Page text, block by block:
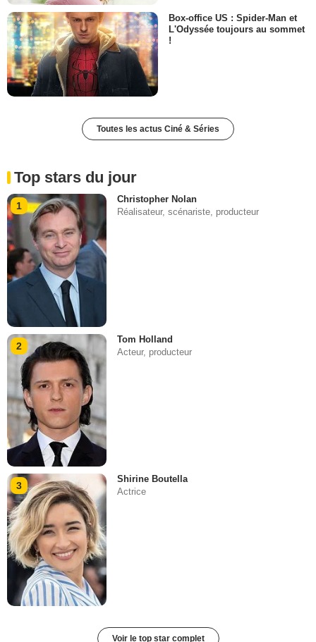
Box-office US : Spider-Man et
L'Odyssée toujours au sommet
!
Toutes les actus Ciné & Séries
Top stars du jour
1
Christopher Nolan
Réalisateur, scénariste, producteur
2
Tom Holland
Acteur, producteur
3
Shirine Boutella
Actrice
Voir le top star complet